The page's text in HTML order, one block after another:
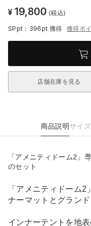
¥ 19,800 (税込)
SPpt：396pt 獲得 獲得ポ
店舗在庫を見る
商品説明サイ
「アメニティドーム2」
のセット
「アメニティドーム
ナーマットとグラン
インナーテントを地